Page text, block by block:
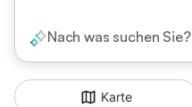
Nach was suchen Sie?
Karte